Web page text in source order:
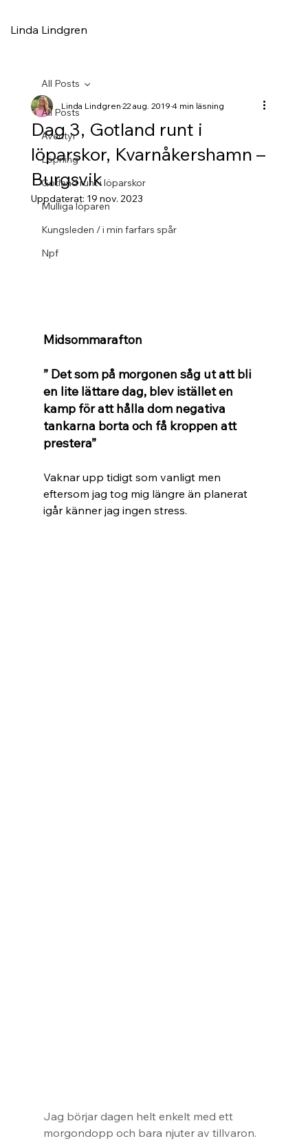
Linda Lindgren
All Posts
Äventyr
Löpning
Gotland runt i löparskor
Mulliga löparen
Kungsleden / i min farfars spår
Npf
All Posts
Dag 3, Gotland runt i
löparskor, Kvarnåkershamn –
Burgsvik
Linda Lindgren22 aug. 20194 min läsning
Uppdaterat: 19 nov. 2023
Midsommarafton
” Det som på morgonen såg ut att bli
en lite lättare dag, blev istället en
kamp för att hålla dom negativa
tankarna borta och få kroppen att
prestera”
Vaknar upp tidigt som vanligt men
eftersom jag tog mig längre än planerat
igår känner jag ingen stress.
Jag börjar dagen helt enkelt med ett
morgondopp och bara njuter av tillvaron.